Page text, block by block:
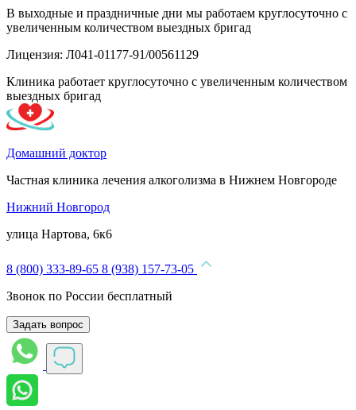
В выходные и праздничные дни мы работаем круглосуточно с
увеличенным количеством выездных бригад
Лицензия: Л041-01177-91/00561129
Клиника работает круглосуточно с увеличенным количеством
выездных бригад
Домашний доктор
Частная клиника лечения алкоголизма в Нижнем Новгороде
Нижний Новгород
улица Нартова, 6к6
8 (800) 333-89-65 8 (938) 157-73-05
Звонок по России бесплатный
Задать вопрос